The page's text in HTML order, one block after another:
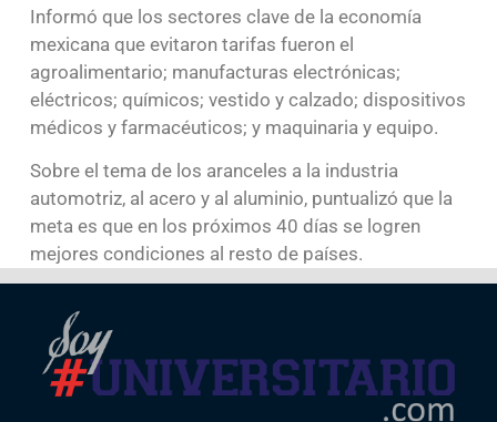
Informó que los sectores clave de la economía
mexicana que evitaron tarifas fueron el
agroalimentario; manufacturas electrónicas;
eléctricos; químicos; vestido y calzado; dispositivos
médicos y farmacéuticos; y maquinaria y equipo.
Sobre el tema de los aranceles a la industria
automotriz, al acero y al aluminio, puntualizó que la
meta es que en los próximos 40 días se logren
mejores condiciones al resto de países.